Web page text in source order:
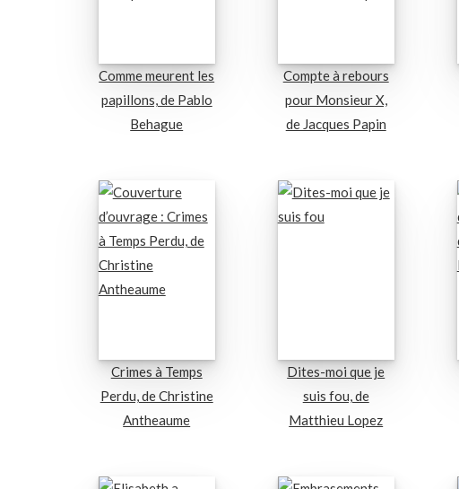
Comme meurent les
papillons, de Pablo
Behague
Compte à rebours
pour Monsieur X,
de Jacques Papin
Crimes à Temps
Perdu, de Christine
Antheaume
Dites-moi que je
suis fou, de
Matthieu Lopez